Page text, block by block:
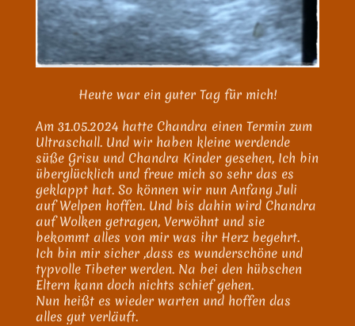
Heute war ein guter Tag für mich!
Am 31.05.2024 hatte Chandra einen Termin zum
Ultraschall. Und wir haben kleine werdende
süße Grisu und Chandra Kinder gesehen, Ich bin
überglücklich und freue mich so sehr das es
geklappt hat. So können wir nun Anfang Juli
auf Welpen hoffen. Und bis dahin wird Chandra
auf Wolken getragen, Verwöhnt und sie
bekommt alles von mir was ihr Herz begehrt.
Ich bin mir sicher ,dass es wunderschöne und
typvolle Tibeter werden. Na bei den hübschen
Eltern kann doch nichts schief gehen.
Nun heißt es wieder warten und hoffen das
alles gut verläuft.